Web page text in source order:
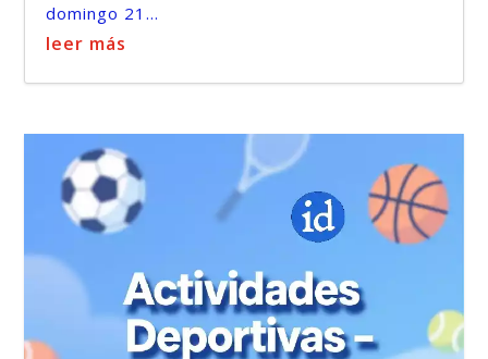
domingo 21...
leer más